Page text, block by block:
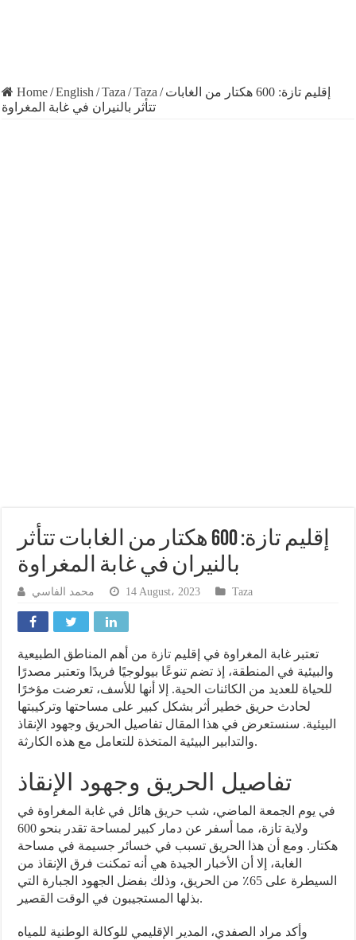
Home/English /Taza /Taza / إقليم تازة: 600 هكتار من الغابات
تتأثر بالنيران في غابة المغراوة
إقليم تازة: 600 هكتار من الغابات تتأثر
بالنيران في غابة المغراوة
محمد الفاسي 14 August، 2023 Taza
تعتبر غابة المغراوة في إقليم تازة من أهم المناطق الطبيعية
والبيئية في المنطقة، إذ تضم تنوعًا بيولوجيًا فريدًا وتعتبر مصدرًا
للحياة للعديد من الكائنات الحية. إلا أنها للأسف، تعرضت مؤخرًا
لحادث حريق خطير أثر بشكل كبير على مساحتها وتركيبتها
البيئية. سنستعرض في هذا المقال تفاصيل الحريق وجهود الإنقاذ
والتدابير البيئية المتخذة للتعامل مع هذه الكارثة.
تفاصيل الحريق وجهود الإنقاذ
في يوم الجمعة الماضي، شب حريق هائل في غابة المغراوة في
ولاية تازة، مما أسفر عن دمار كبير لمساحة تقدر بنحو 600
هكتار. ومع أن هذا الحريق تسبب في خسائر جسيمة في مساحة
الغابة، إلا أن الأخبار الجيدة هي أنه تمكنت فرق الإنقاذ من
السيطرة على 65٪ من الحريق، وذلك بفضل الجهود الجبارة التي
بذلها المستجيبون في الوقت القصير.
وأكد مراد الصفدي، المدير الإقليمي للوكالة الوطنية للمياه